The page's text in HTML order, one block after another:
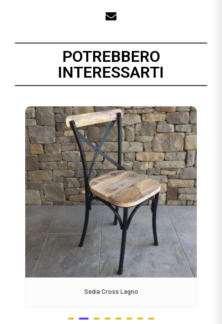
POTREBBERO
INTERESSARTI
Sedia Cross Legno